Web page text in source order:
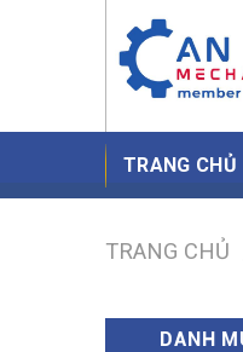
TRANG CHỦ
TRANG CHỦ
DANH